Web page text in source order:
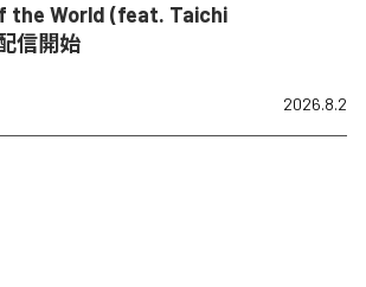
the World (feat. Taichi
信開始
2026.8.2